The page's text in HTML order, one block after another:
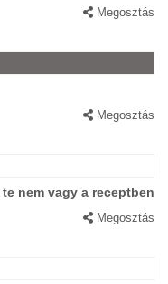
Megosztás
Megosztás
nem vagy a receptben
Megosztás